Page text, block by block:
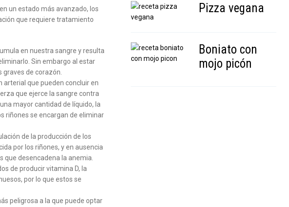
un estado más avanzado, los
que requiere tratamiento
en nuestra sangre y resulta
Sin embargo al estar
graves de corazón.
arterial que pueden concluir en
que ejerce la sangre contra
mayor cantidad de líquido, la
riñones se encargan de eliminar
de la producción de los
por los riñones, y en ausencia
que desencadena la anemia.
de producir vitamina D, la
por lo que estos se
peligrosa a la que puede optar
Pizza vegana
Boniato con
mojo picón